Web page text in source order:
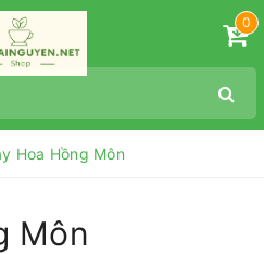
0
Hoa Hồng Môn
Môn